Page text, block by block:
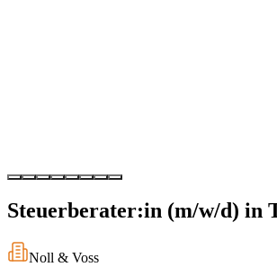
Steuerberater:in (m/w/d) in
Noll & Voss